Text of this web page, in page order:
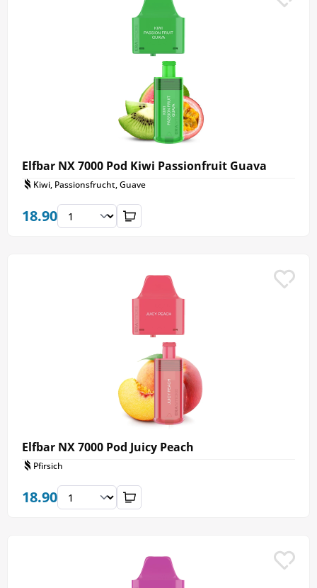
Elfbar NX 7000 Pod Kiwi Passionfruit Guava
Kiwi, Passionsfrucht, Guave
18.90
Elfbar NX 7000 Pod Juicy Peach
Pfirsich
18.90